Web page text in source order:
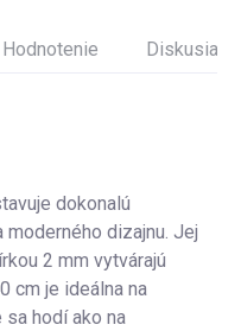
Hodnotenie Diskusia
dokonalú
dizajnu. Jej
2 mm vytvárajú
cm je ideálna na
hodí ako na